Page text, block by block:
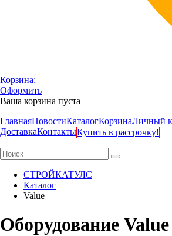
Корзина:
Оформить
Ваша корзина пуста
ГлавнаяНовостиКаталогКорзинаЛичный
ДоставкаКонтактыКупить в рассрочку!
СТРОЙКАТУЛС
Каталог
Value
Оборудование Value